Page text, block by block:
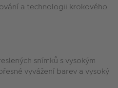
a technologii krokového
snímků s vysokým
vyvážení barev a vysoký